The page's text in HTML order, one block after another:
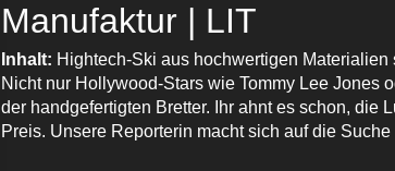
Manufaktur | LIT
Inhalt: Hightech-Ski aus hochwertigen
Nicht nur Hollywood-Stars wie Tommy Lee Jones
der handgefertigten Bretter. Ihr ahnt es schon, die
Preis. Unsere Reporterin macht sich auf die